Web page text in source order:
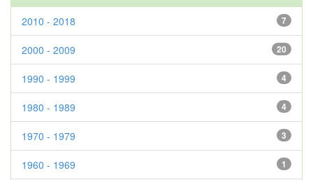
7
2010 - 2018
20
2000 - 2009
4
1990 - 1999
4
1980 - 1989
3
1970 - 1979
1
1960 - 1969